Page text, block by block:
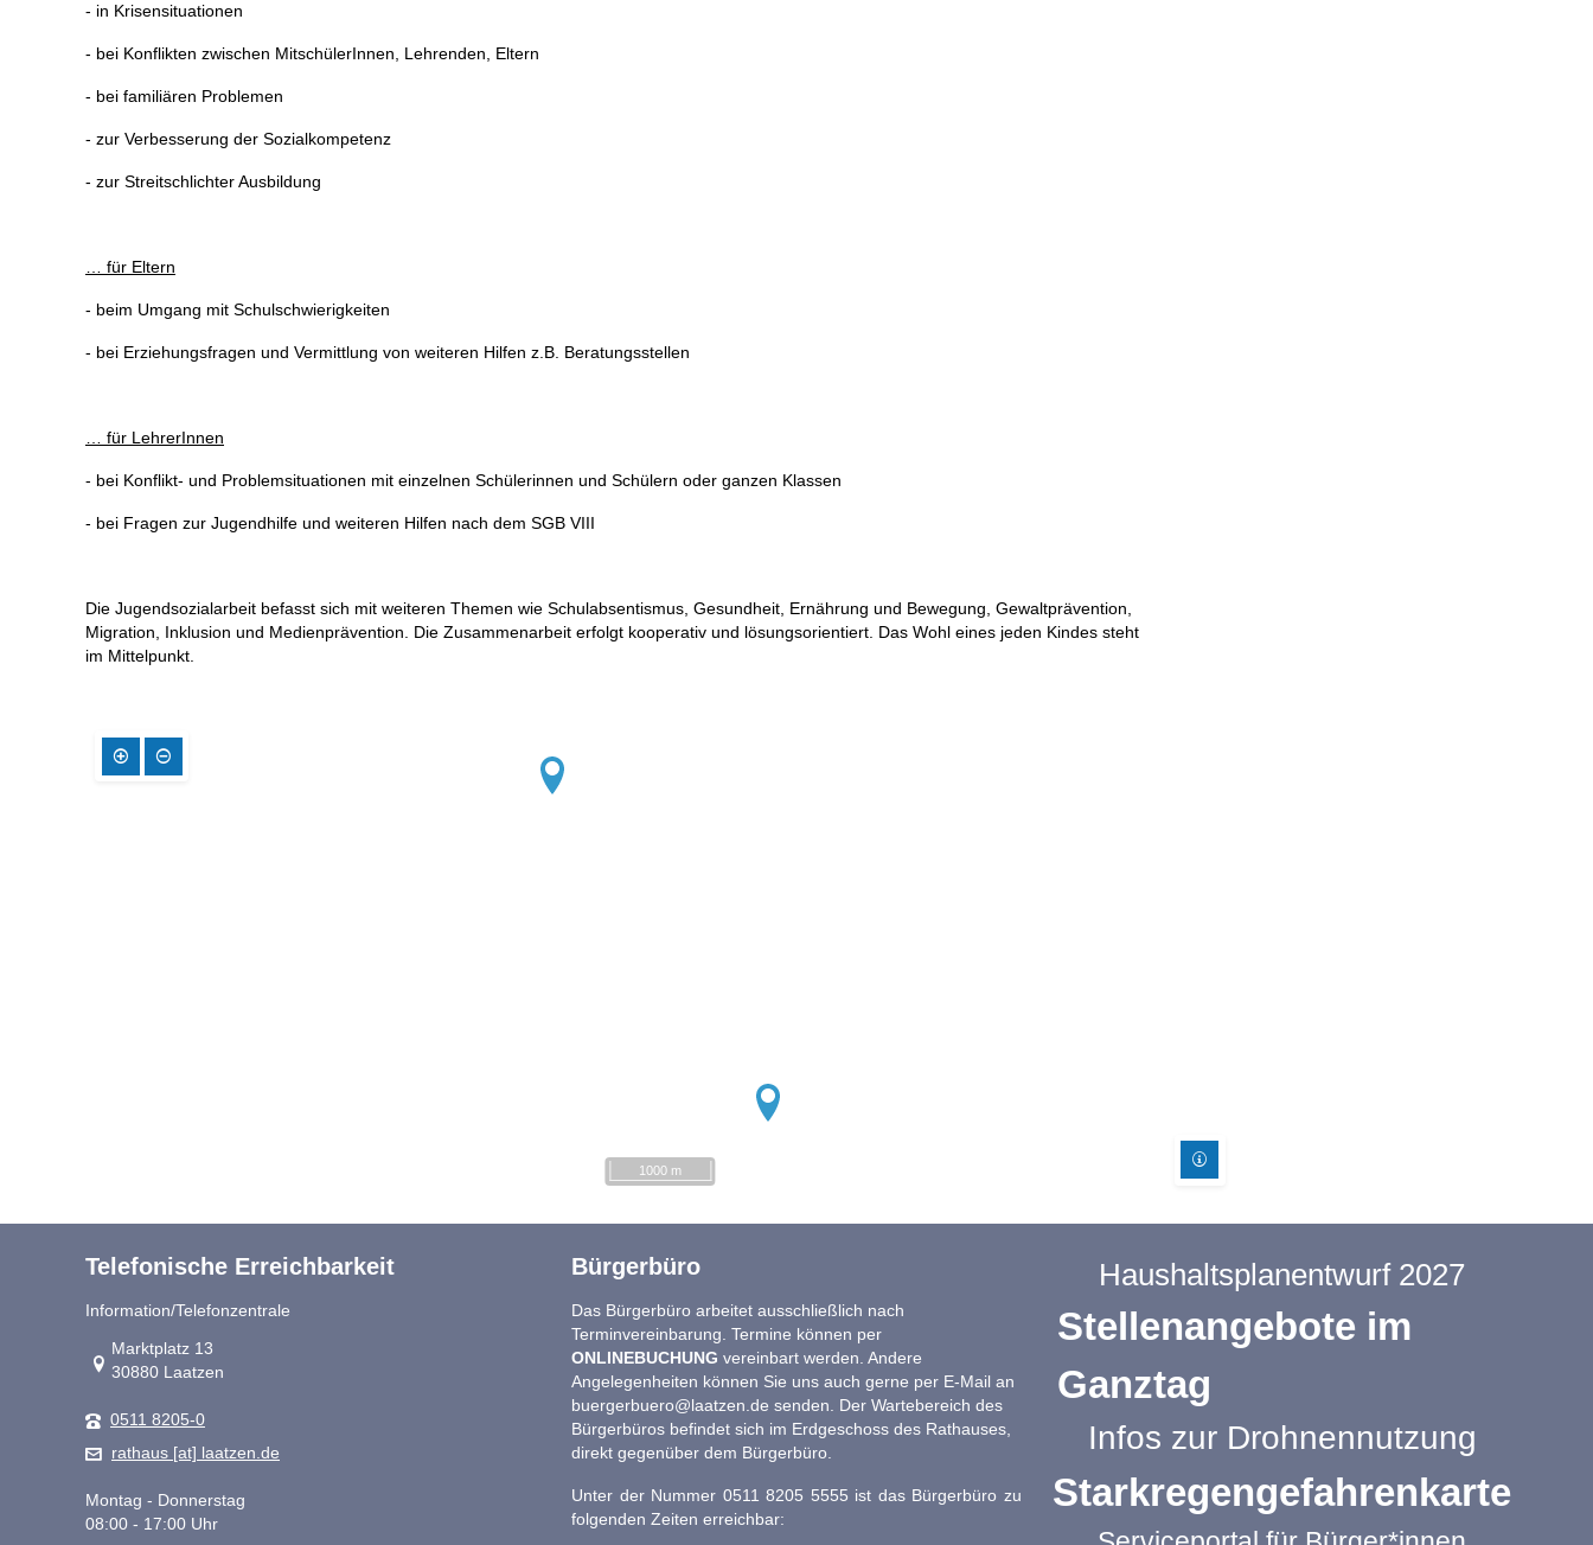
- in Krisensituationen
- bei Konflikten zwischen MitschülerInnen, Lehrenden, Eltern
- bei familiären Problemen
- zur Verbesserung der Sozialkompetenz
- zur Streitschlichter Ausbildung
… für Eltern
- beim Umgang mit Schulschwierigkeiten
- bei Erziehungsfragen und Vermittlung von weiteren Hilfen z.B. Beratungsstellen
… für LehrerInnen
- bei Konflikt- und Problemsituationen mit einzelnen Schülerinnen und Schülern oder ganzen Klassen
- bei Fragen zur Jugendhilfe und weiteren Hilfen nach dem SGB VIII
Die Jugendsozialarbeit befasst sich mit weiteren Themen wie Schulabsentismus, Gesundheit, Ernährung und Bewegung, Gewaltprävention,
Migration, Inklusion und Medienprävention. Die Zusammenarbeit erfolgt kooperativ und lösungsorientiert. Das Wohl eines jeden Kindes steht
im Mittelpunkt.
1000 m
Telefonische Erreichbarkeit
Information/Telefonzentrale
Link zur Google-Maps Navigation
Marktplatz 13
30880 Laatzen
0511 8205-0
rathaus [at] laatzen.de
Montag - Donnerstag
08:00 - 17:00 Uhr
Bürgerbüro
Das Bürgerbüro arbeitet ausschließlich nach
Terminvereinbarung. Termine können per
ONLINEBUCHUNG vereinbart werden. Andere
Angelegenheiten können Sie uns auch gerne per E-Mail an
buergerbuero@laatzen.de senden. Der Wartebereich des
Bürgerbüros befindet sich im Erdgeschoss des Rathauses,
direkt gegenüber dem Bürgerbüro.
Unter der Nummer 0511 8205 5555 ist das Bürgerbüro zu
folgenden Zeiten erreichbar:
Haushaltsplanentwurf 2027
Stellenangebote im
Ganztag
Infos zur Drohnennutzung
Starkregengefahrenkarte